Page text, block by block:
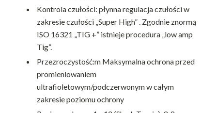
Kontrola czułości: płynna regulacja czułości w
zakresie czułości „Super High” . Zgodnie znormą
ISO 16321 „TIG +” istnieje procedura „low amp
Tig”.
Przezroczystość:m Maksymalna ochrona przed
promieniowaniem
ultrafioletowym/podczerwonym w całym
zakresie poziomu ochrony